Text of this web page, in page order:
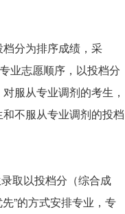
分为排序成绩，采
业志愿顺序，以投档分
服从专业调剂的考生，
不服从专业调剂的投档
取以投档分（综合成
”的方式安排专业，专